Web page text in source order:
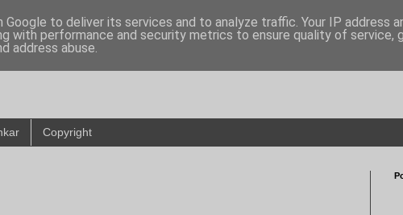
Copyright
to deliver its services and to analyze traffic. Your IP address
with performance and security metrics to ensure quality of service,
address abuse.